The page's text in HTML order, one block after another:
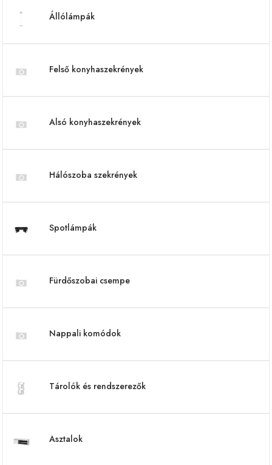
Állólámpák
Felső konyhaszekrények
Alsó konyhaszekrények
Hálószoba szekrények
Spotlámpák
Fürdőszobai csempe
Nappali komódok
Tárolók és rendszerezők
Asztalok